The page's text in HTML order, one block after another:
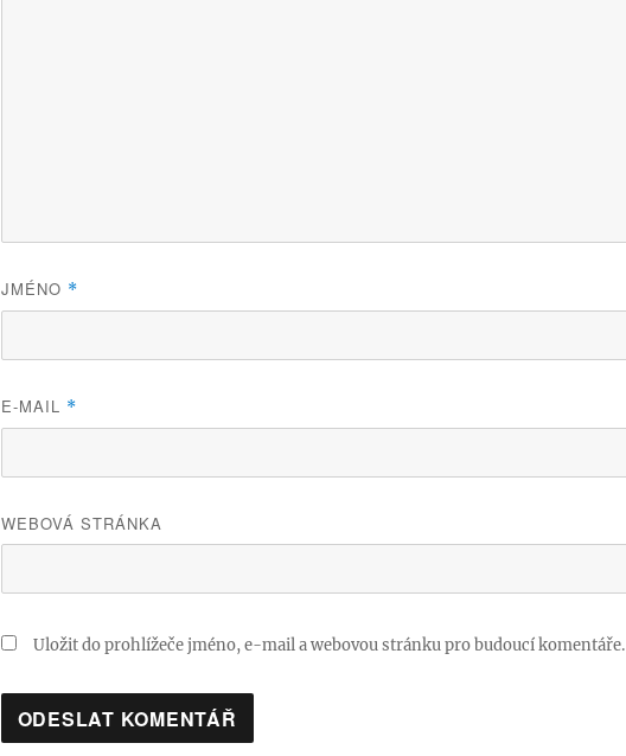
JMÉNO *
E-MAIL *
WEBOVÁ STRÁNKA
Uložit do prohlížeče jméno, e-mail a webovou stránku pro budoucí komentáře.